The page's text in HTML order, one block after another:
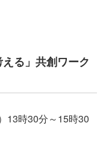
る」共創ワーク
13時30分～15時30